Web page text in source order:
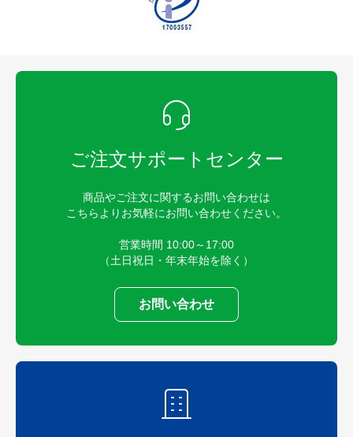
ご注文サポートセンター
商品やご注文に関するお問い合わせは
こちらよりお気軽にお問い合わせください。
営業時間 10:00～17:00
（土日祝日・年末年始を除く）
お問い合わせ